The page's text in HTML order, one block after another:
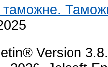
Version